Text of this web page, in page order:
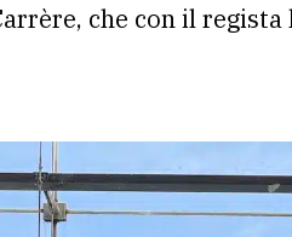
che con il